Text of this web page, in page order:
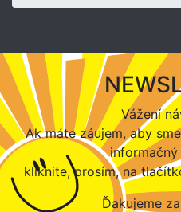
Vážení
Ak máte záujem, aby
informačný
kliknite, prosím, na
Ďakujeme